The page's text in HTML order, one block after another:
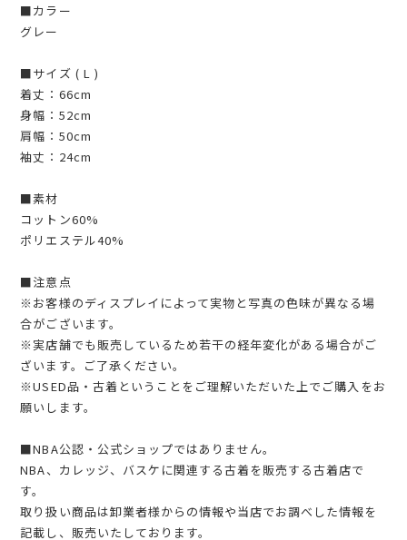
■カラー
グレー
■サイズ ( L )
着丈：66cm
身幅：52cm
肩幅：50cm
袖丈：24cm
■素材
コットン60%
ポリエステル40%
■注意点
※お客様のディスプレイによって実物と写真の色味が異なる場
合がございます。
※実店舗でも販売しているため若干の経年変化がある場合がご
ざいます。ご了承ください。
※USED品・古着ということをご理解いただいた上でご購入をお
願いします。
■NBA公認・公式ショップではありません。
NBA、カレッジ、バスケに関連する古着を販売する古着店で
す。
取り扱い商品は卸業者様からの情報や当店でお調べした情報を
記載し、販売いたしております。